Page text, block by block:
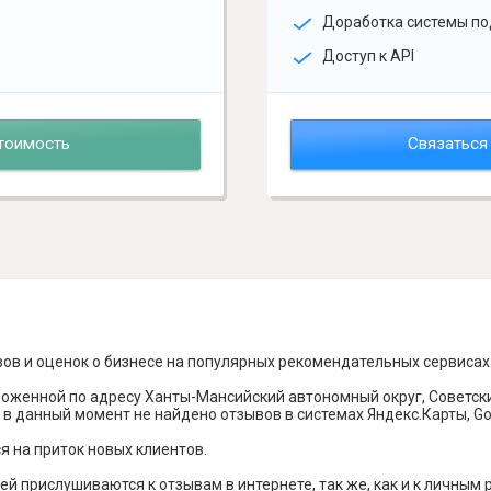
Доработка системы
Доступ к API
и оценок о бизнесе на популярных рекомендательных
по адресу Ханты-Мансийский автономный округ,
данный момент не найдено отзывов в системах Яндекс.Карты,
на приток новых клиентов.
прислушиваются к отзывам в интернете, так же, как и к